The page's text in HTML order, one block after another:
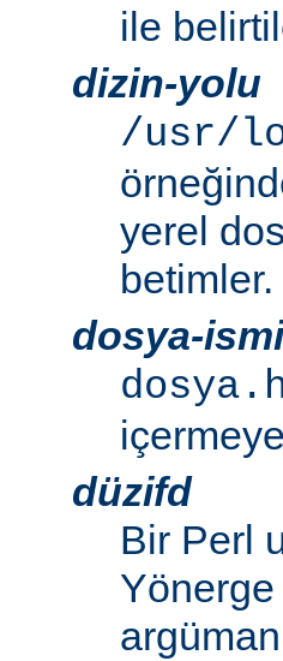
ile
dizin-yolu
/usr/
yerel
betimler.
dosya-ismi
düzifd
Bir Perl
Yönerge